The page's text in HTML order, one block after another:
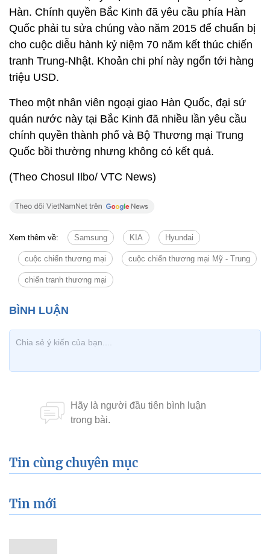
Hàn. Chính quyền Bắc Kinh đã yêu cầu phía Hàn
Quốc phải tu sửa chúng vào năm 2015 để chuẩn bị
cho cuộc diễu hành kỷ niệm 70 năm kết thúc chiến
tranh Trung-Nhật. Khoản chi phí này ngốn tới hàng
triệu USD.
Theo một nhân viên ngoại giao Hàn Quốc, đại sứ
quán nước này tại Bắc Kinh đã nhiều lần yêu cầu
chính quyền thành phố và Bộ Thương mại Trung
Quốc bồi thường nhưng không có kết quả.
(Theo Chosul Ilbo/ VTC News)
Xem thêm về: Samsung KIA Hyundai
cuộc chiến thương mại cuộc chiến thương mại Mỹ - Trung
chiến tranh thương mại
Tin cùng chuyên mục
Tin mới